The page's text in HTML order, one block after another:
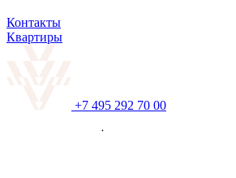
Контакты
Квартиры
+7 495 292 70 00